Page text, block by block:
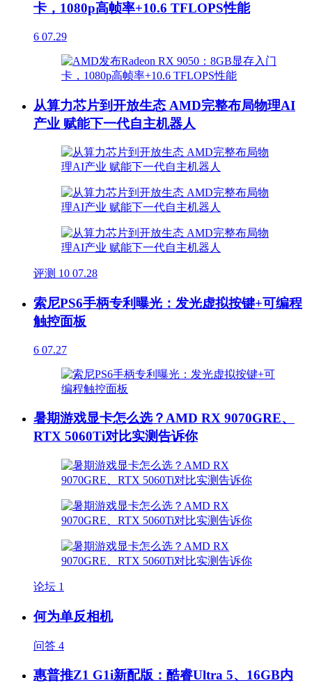
卡，1080p高帧率+10.6 TFLOPS性能
6 07.29
从算力芯片到开放生态 AMD完整布局物理AI
产业 赋能下一代自主机器人
评测 10 07.28
索尼PS6手柄专利曝光：发光虚拟按键+可编程
触控面板
6 07.27
暑期游戏显卡怎么选？AMD RX 9070GRE、
RTX 5060Ti对比实测告诉你
论坛 1
何为单反相机
问答 4
惠普推Z1 G1i新配版：酷睿Ultra 5、16GB内